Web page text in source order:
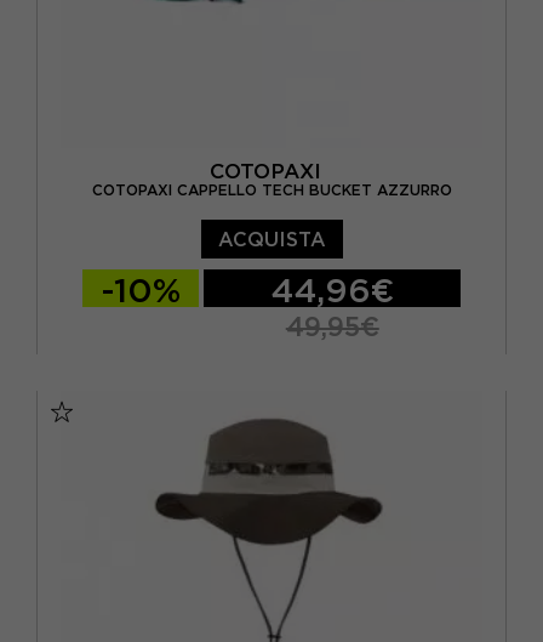
COTOPAXI
COTOPAXI CAPPELLO TECH BUCKET AZZURRO
ACQUISTA
-10% 44,96€
49,95€